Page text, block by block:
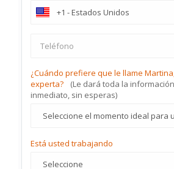
¿Cuándo prefiere que le llame
experta?
(Le dará toda la
inmediato, sin esperas)
Está usted trabajando